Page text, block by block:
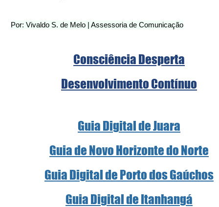
Por: Vivaldo S. de Melo | Assessoria de Comunicação
Consciência Desperta
Desenvolvimento Contínuo
Guia Digital de Juara
Guia de Novo Horizonte do Norte
Guia Digital de Porto dos Gaúchos
Guia Digital de Itanhangá